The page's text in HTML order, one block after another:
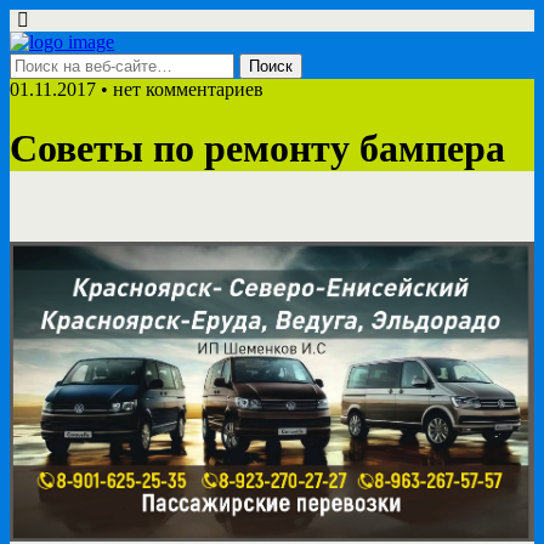
01.11.2017 • нет комментариев
Советы по ремонту бампера